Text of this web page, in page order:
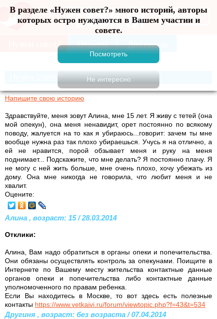
В разделе «Нужен совет?» много историй, авторы
которых остро нуждаются в Вашем участии и
совете.
Меню
Нужен совет?
Напишите свою историю
Здравствуйте, меня зовут Алина, мне 15 лет. Я живу с тетей (она
мой опекун), она меня ненавидит, орет постоянно по всякому
поводу, жалуется на то как я убираюсь...говорит: зачем ты мне
вообще нужна раз так плохо убираешься. Учусь я на отлично, а
ей не нравится, порой обзывает меня и руку на меня
поднимает... Подскажите, что мне делать? Я постоянно плачу. Я
не могу с ней жить больше, мне очень плохо, хочу убежать из
дому. Она мне никогда не говорила, что любит меня и не
хвалит.
Оцените:
Алина , возраст: 15 / 28.03.2014
Отклики:
Алина, Вам надо обратиться в органы опеки и попечительства.
Они обязаны осуществлять контроль за опекунами. Поищите в
Интернете по Вашему месту жительства контактные данные
органов опеки и попечительства либо контактные данные
уполномоченного по правам ребенка.
Если Вы находитесь в Москве, то вот здесь есть полезные
контакты https://www.vetkaivi.ru/forum/viewtopic.php?f=43&t=534
Другиня , возраст: без возраста / 07.04.2014